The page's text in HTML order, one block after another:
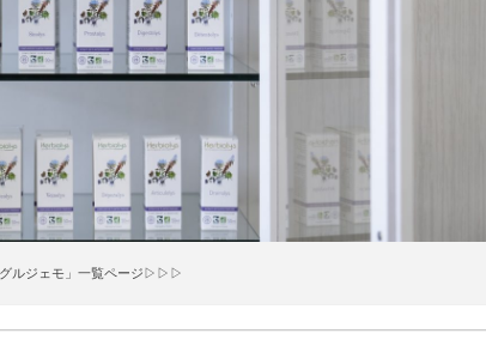
ルジェモ」一覧ページ▷▷▷